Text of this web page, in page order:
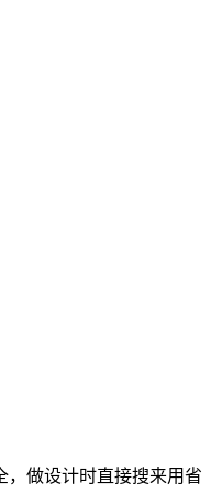
，做设计时直接搜来用省